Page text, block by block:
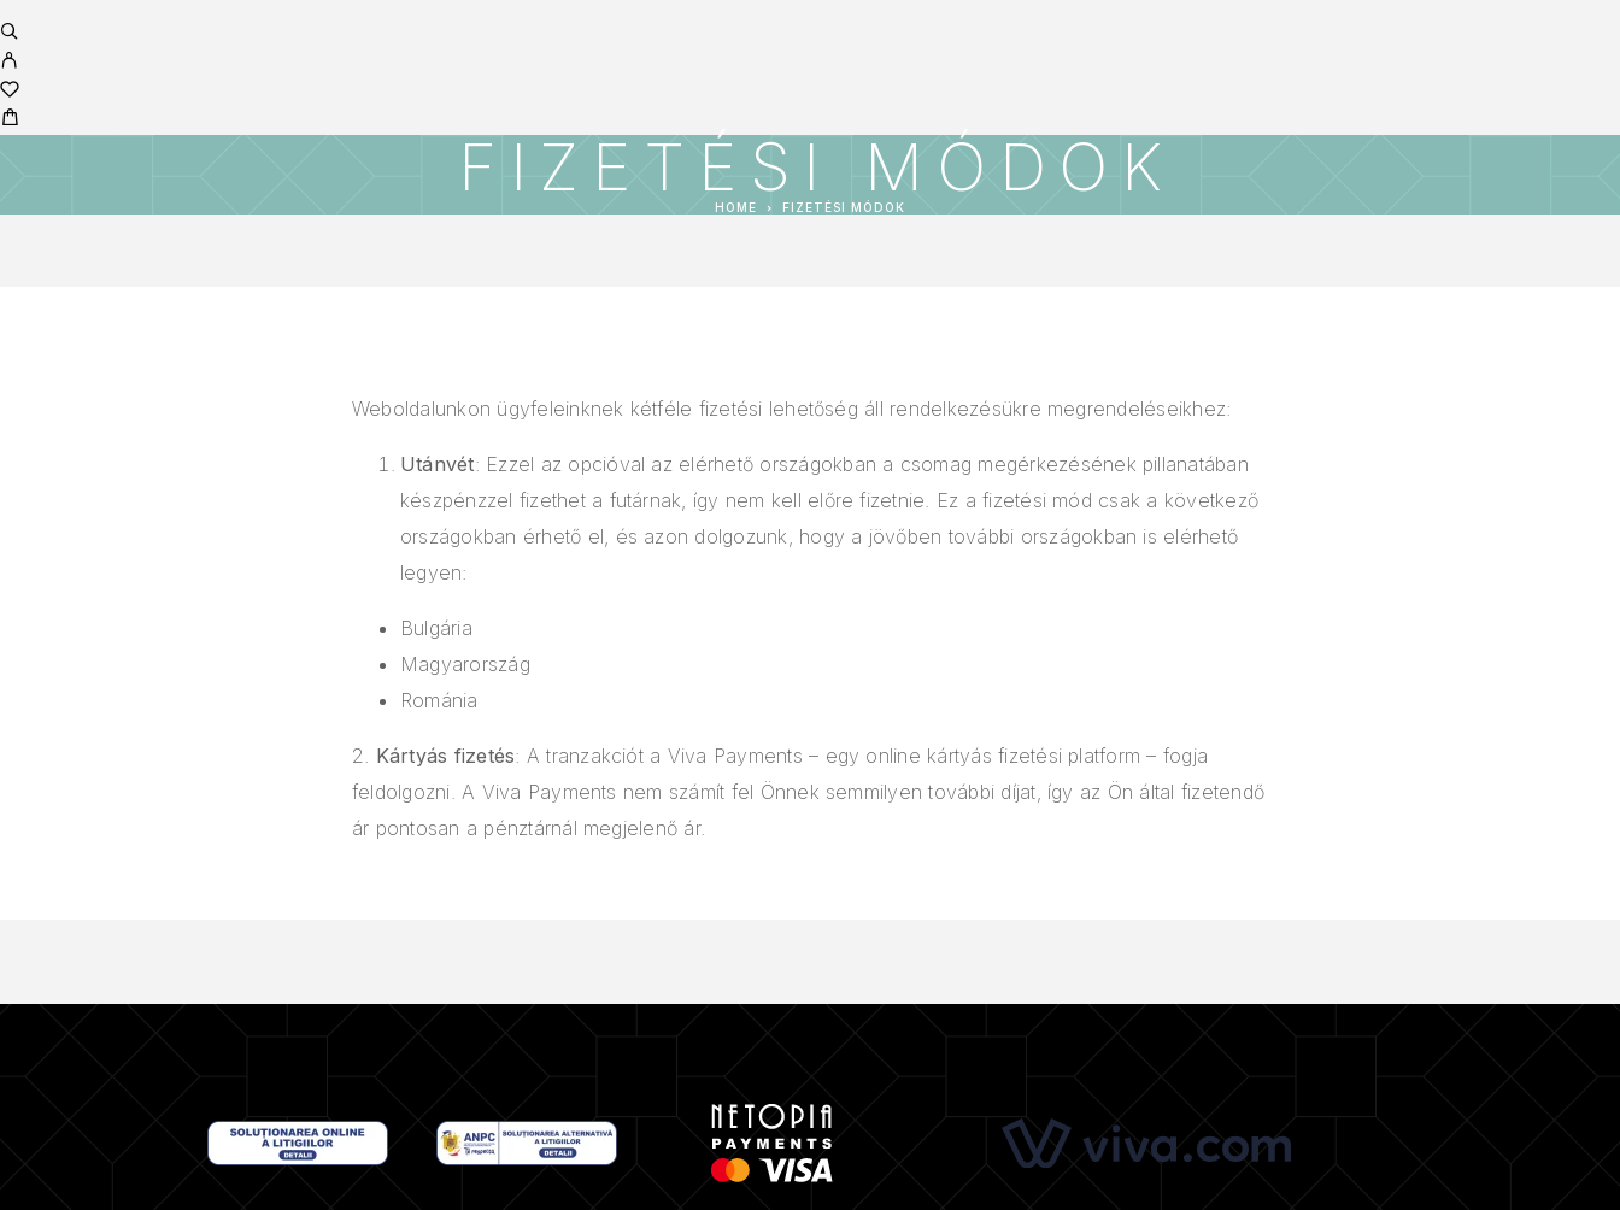
FIZETÉSI MÓDOK
HOME FIZETÉSI MÓDOK
Weboldalunkon ügyfeleinknek kétféle fizetési lehetőség áll rendelkezésükre megrendeléseikhez:
Utánvét: Ezzel az opcióval az elérhető országokban a csomag megérkezésének pillanatában
készpénzzel fizethet a futárnak, így nem kell előre fizetnie. Ez a fizetési mód csak a következő
országokban érhető el, és azon dolgozunk, hogy a jövőben további országokban is elérhető
legyen:
Bulgária
Magyarország
Románia
2. Kártyás fizetés: A tranzakciót a Viva Payments – egy online kártyás fizetési platform – fogja
feldolgozni. A Viva Payments nem számít fel Önnek semmilyen további díjat, így az Ön által fizetendő
ár pontosan a pénztárnál megjelenő ár.